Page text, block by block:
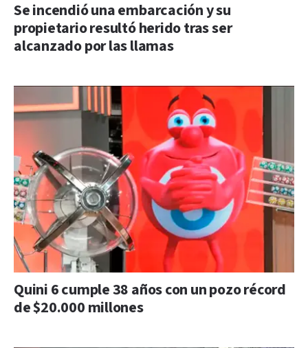
Se incendió una embarcación y su
propietario resultó herido tras ser
alcanzado por las llamas
Quini 6 cumple 38 años con un pozo récord
de $20.000 millones